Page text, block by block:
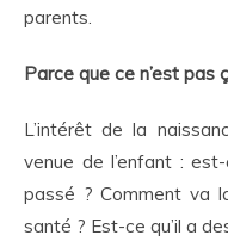
parents.
Parce que ce n’est pas
L’intérêt de la
venue de l’enfant :
passé ? Comment va
santé ? Est-ce qu’il a